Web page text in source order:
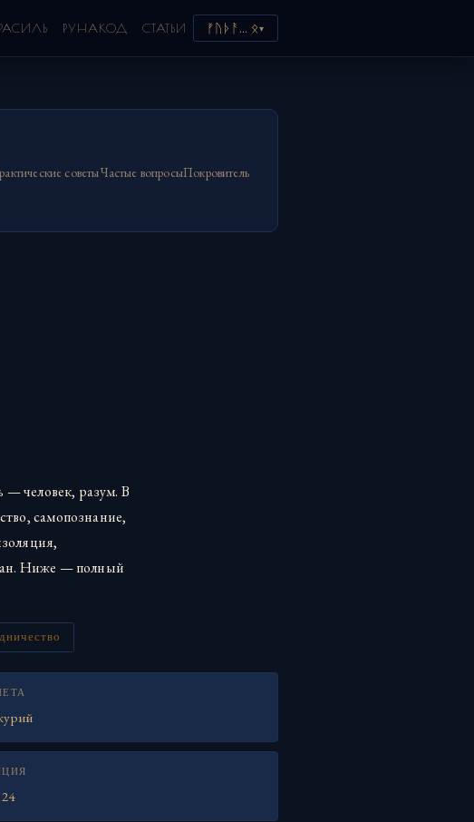
РУНАКОД СТАТЬИ ᚠᚢᚦᚨ… ᛟ▾
советыЧастые вопросыПокровитель
человек, разум. В
самопознание,
Ниже — полный